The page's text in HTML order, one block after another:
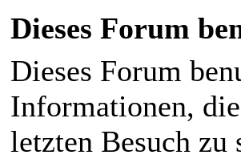
Dieses Forum
Dieses Forum
Informationen,
letzten Besuch zu